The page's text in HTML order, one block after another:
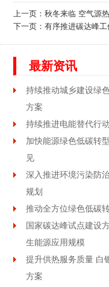
上一页：秋冬来临 空气源
下一页：有序推进碳达峰
最新资讯
持续推动城乡建设绿
方案
持续推进电能替代行
加快能源绿色低碳转
见
深入推进环境污染防
规划
推动全方位绿色低碳
国家碳达峰试点建设
生能源应用规模
提升供热服务质量 白
方案